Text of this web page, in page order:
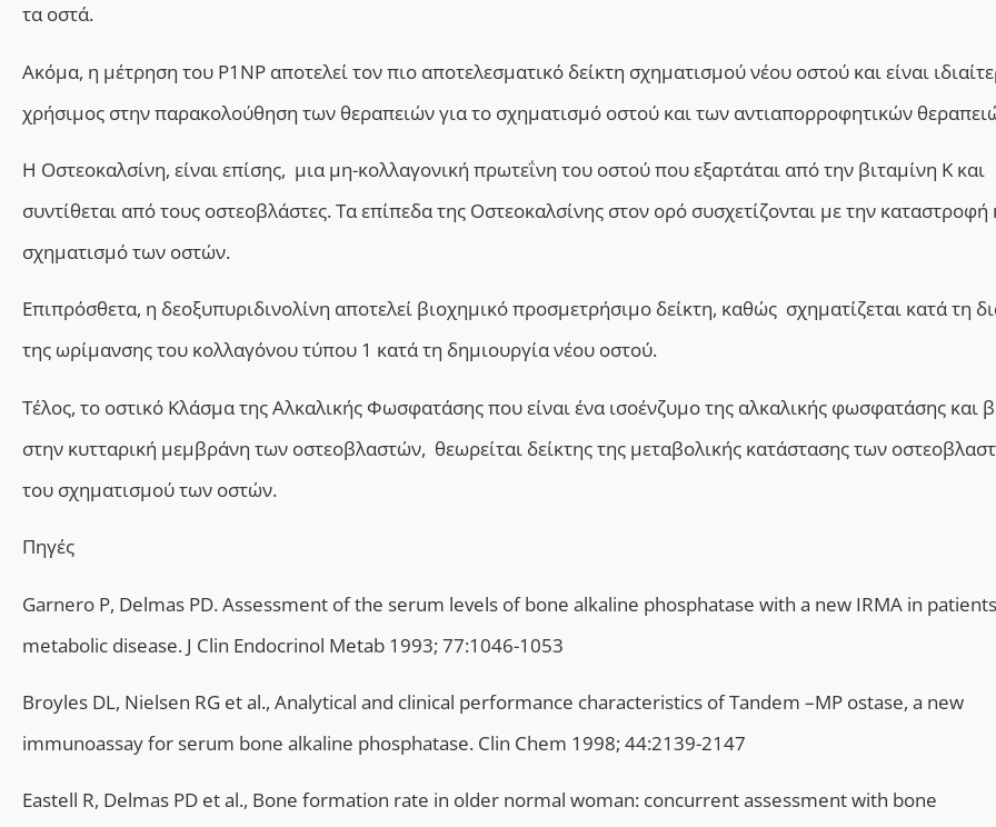
τα οστά.
Ακόμα, η μέτρηση του P1NP αποτελεί τον πιο αποτελεσματικό δείκτη σχηματισμού νέου οστού και είναι
χρήσιμος στην παρακολούθηση των θεραπειών για το σχηματισμό οστού και των αντιαπορροφητικών
Η Οστεοκαλσίνη, είναι επίσης, μια μη-κολλαγονική πρωτεΐνη του οστού που εξαρτάται από την βιταμίνη Κ και
συντίθεται από τους οστεοβλάστες. Τα επίπεδα της Οστεοκαλσίνης στον ορό συσχετίζονται με την καταστροφή
σχηματισμό των οστών.
Επιπρόσθετα, η δεοξυπυριδινολίνη αποτελεί βιοχημικό προσμετρήσιμο δείκτη, καθώς σχηματίζεται κατά τη
της ωρίμανσης του κολλαγόνου τύπου 1 κατά τη δημιουργία νέου οστού.
Τέλος, το οστικό Κλάσμα της Αλκαλικής Φωσφατάσης που είναι ένα ισοένζυμο της αλκαλικής φωσφατάσης και
στην κυτταρική μεμβράνη των οστεοβλαστών, θεωρείται δείκτης της μεταβολικής κατάστασης των
του σχηματισμού των οστών.
Πηγές
Garnero P, Delmas PD. Assessment of the serum levels of bone alkaline phosphatase with a new IRMA in
metabolic disease. J Clin Endocrinol Metab 1993; 77:1046-1053
Broyles DL, Nielsen RG et al., Analytical and clinical performance characteristics of Tandem –MP ostase, a new
immunoassay for serum bone alkaline phosphatase. Clin Chem 1998; 44:2139-2147
Eastell R, Delmas PD et al., Bone formation rate in older normal woman: concurrent assessment with bone